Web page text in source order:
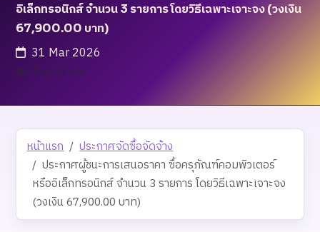
อิเล็กทรอนิกส์ จำนวน 3 รายการ โดยวิธีเฉพาะเจาะจง (วงเงิน
67,900.00 บาท)
31 Mar 2026
เข้าชม 33 ครั้ง
หน้าแรก
ประกาศจัดซื้อจัดจ้าง
ประกาศผู้ชนะการเสนอราคา ซื้อครุภัณฑ์คอมพิวเตอร์
หรืออิเล็กทรอนิกส์ จำนวน 3 รายการ โดยวิธีเฉพาะเจาะจง
(วงเงิน 67,900.00 บาท)